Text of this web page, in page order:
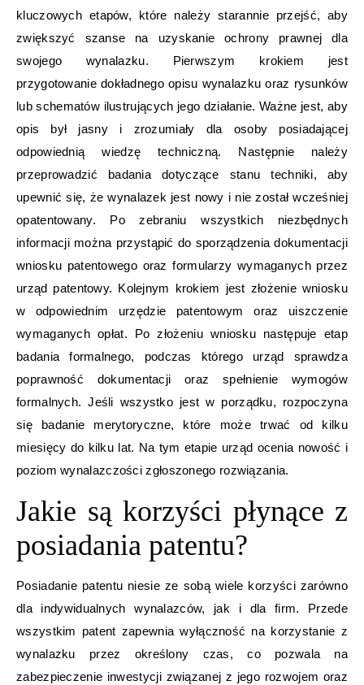
kluczowych etapów, które należy starannie przejść, aby
zwiększyć szanse na uzyskanie ochrony prawnej dla
swojego wynalazku. Pierwszym krokiem jest
przygotowanie dokładnego opisu wynalazku oraz rysunków
lub schematów ilustrujących jego działanie. Ważne jest, aby
opis był jasny i zrozumiały dla osoby posiadającej
odpowiednią wiedzę techniczną. Następnie należy
przeprowadzić badania dotyczące stanu techniki, aby
upewnić się, że wynalazek jest nowy i nie został wcześniej
opatentowany. Po zebraniu wszystkich niezbędnych
informacji można przystąpić do sporządzenia dokumentacji
wniosku patentowego oraz formularzy wymaganych przez
urząd patentowy. Kolejnym krokiem jest złożenie wniosku
w odpowiednim urzędzie patentowym oraz uiszczenie
wymaganych opłat. Po złożeniu wniosku następuje etap
badania formalnego, podczas którego urząd sprawdza
poprawność dokumentacji oraz spełnienie wymogów
formalnych. Jeśli wszystko jest w porządku, rozpoczyna
się badanie merytoryczne, które może trwać od kilku
miesięcy do kilku lat. Na tym etapie urząd ocenia nowość i
poziom wynalazczości zgłoszonego rozwiązania.
Jakie są korzyści płynące z
posiadania patentu?
Posiadanie patentu niesie ze sobą wiele korzyści zarówno
dla indywidualnych wynalazców, jak i dla firm. Przede
wszystkim patent zapewnia wyłączność na korzystanie z
wynalazku przez określony czas, co pozwala na
zabezpieczenie inwestycji związanej z jego rozwojem oraz